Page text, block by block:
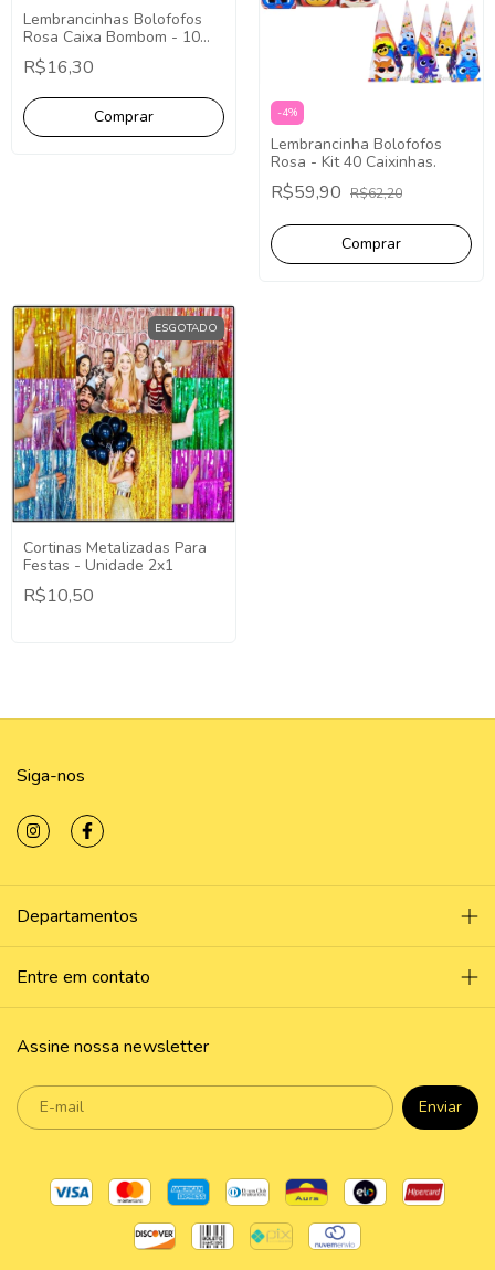
Lembrancinhas Bolofofos
Rosa Caixa Bombom - 10
Unidades.
R$16,30
-4%
Lembrancinha Bolofofos
Rosa - Kit 40 Caixinhas.
R$59,90 R$62,20
ESGOTADO
Cortinas Metalizadas Para
Festas - Unidade 2x1
R$10,50
Siga-nos
Departamentos
Entre em contato
Assine nossa newsletter